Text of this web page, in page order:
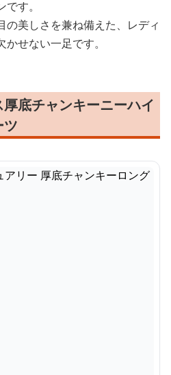
す。
の美しさを兼ね備えた、レディ
せない一足です。
底チャンキーニーハイ
ツ